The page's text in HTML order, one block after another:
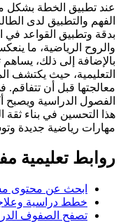
عند تطبيق الخطة بشكل
الفهم والتطبيق لدى
بدقة وتطبيق القواعد في
والروح الرياضية، ما
بالإضافة إلى ذلك،
التعليمية، حيث يكتشف
معالجتها قبل أن تتفاقم.
الفصول الدراسية ويصبح
هذا التحسين في بناء
مهارات رياضية جديدة
روابط تعليمية
ابحث عن محتوى
خطط دراسية
تصفح الصفوف